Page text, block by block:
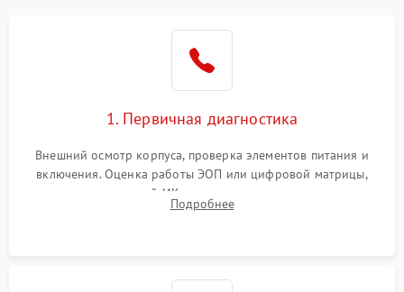
1. Первичная диагностика
Внешний осмотр корпуса, проверка элементов питания и
включения. Оценка работы ЭОП или цифровой матрицы,
проверка встроенной ИК-подсветки и механизма выверки
прицельной сетки. Выявление видимых дефектов оптики и
Подробнее